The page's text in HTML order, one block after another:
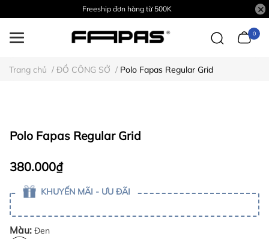
Freeship đơn hàng từ 500K
0
Trang chủ / ĐỒ CÔNG SỞ / Polo Fapas Regular Grid
Polo Fapas Regular Grid
380.000₫
KHUYẾN MÃI - ƯU ĐÃI
Màu: Đen